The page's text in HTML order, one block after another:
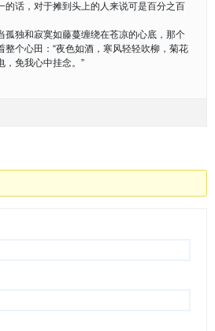
话，对于摊到头上的人来说可是百分之百
独和寂寞如藤蔓缠绕在苍凉的心底，那个
个心田：“夜色如酒，寒风轻轻吹柳，菊花
，免我心中挂念。”